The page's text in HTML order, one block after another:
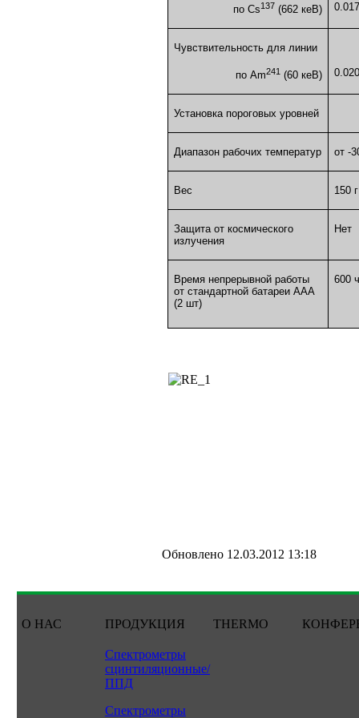
по Cs137 (662 кеВ)
Чувствительность для линии
по Am241 (60 кеВ)
Установка пороговых уровней
Диапазон рабочих температур от -
Вес 150 г
Защита от космического
излучения
Нет
Время непрерывной работы
от стандартной батареи ААА
(2 шт)
600
Обновлено 12.03.2012 13:18
О НАС ПРОДУКЦИЯ THERMO
Спектрометры
сцинтиляционные/
ППД
Спектрометры